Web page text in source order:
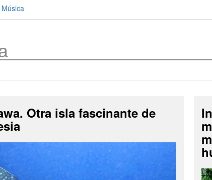
Música
Otra isla fascinante de